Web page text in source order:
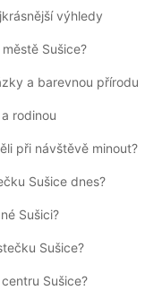
výhledy
Sušice?
a barevnou přírodu
rodinou
při návštěvě minout?
Sušice dnes?
Sušici?
Sušice?
Sušice?